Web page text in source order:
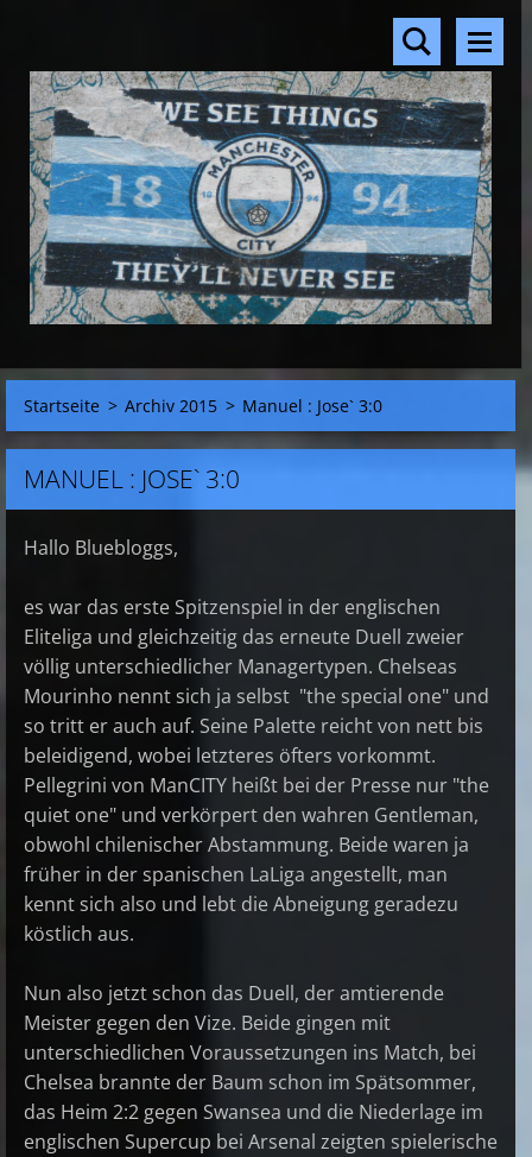
Startseite > Archiv 2015 > Manuel : Jose` 3:0
MANUEL : JOSE` 3:0
Hallo Bluebloggs,
es war das erste Spitzenspiel in der englischen
Eliteliga und gleichzeitig das erneute Duell zweier
völlig unterschiedlicher Managertypen. Chelseas
Mourinho nennt sich ja selbst "the special one" und
so tritt er auch auf. Seine Palette reicht von nett bis
beleidigend, wobei letzteres öfters vorkommt.
Pellegrini von ManCITY heißt bei der Presse nur "the
quiet one" und verkörpert den wahren Gentleman,
obwohl chilenischer Abstammung. Beide waren ja
früher in der spanischen LaLiga angestellt, man
kennt sich also und lebt die Abneigung geradezu
köstlich aus.
Nun also jetzt schon das Duell, der amtierende
Meister gegen den Vize. Beide gingen mit
unterschiedlichen Voraussetzungen ins Match, bei
Chelsea brannte der Baum schon im Spätsommer,
das Heim 2:2 gegen Swansea und die Niederlage im
englischen Supercup bei Arsenal zeigten spielerische